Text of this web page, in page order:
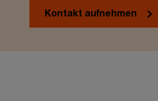
Kontakt aufnehmen